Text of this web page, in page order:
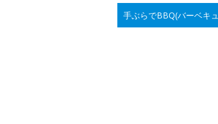
手ぶらでBBQ(バーベキ